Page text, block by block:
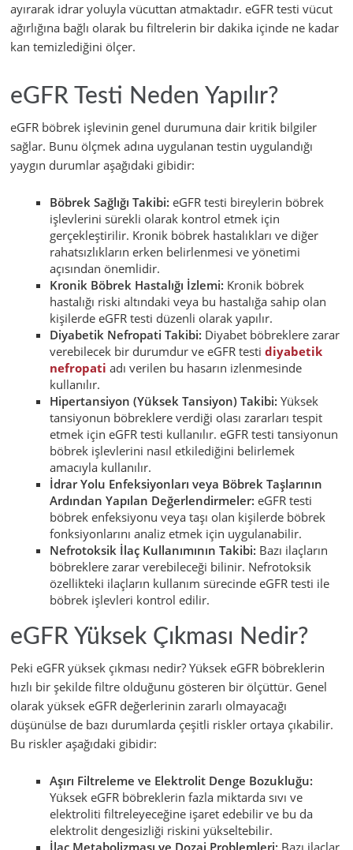
ayırarak idrar yoluyla vücuttan atmaktadır. eGFR testi vücut
ağırlığına bağlı olarak bu filtrelerin bir dakika içinde ne kadar
kan temizlediğini ölçer.
eGFR Testi Neden Yapılır?
eGFR böbrek işlevinin genel durumuna dair kritik bilgiler
sağlar. Bunu ölçmek adına uygulanan testin uygulandığı
yaygın durumlar aşağıdaki gibidir:
Böbrek Sağlığı Takibi: eGFR testi bireylerin böbrek
işlevlerini sürekli olarak kontrol etmek için
gerçekleştirilir. Kronik böbrek hastalıkları ve diğer
rahatsızlıkların erken belirlenmesi ve yönetimi
açısından önemlidir.
Kronik Böbrek Hastalığı İzlemi: Kronik böbrek
hastalığı riski altındaki veya bu hastalığa sahip olan
kişilerde eGFR testi düzenli olarak yapılır.
Diyabetik Nefropati Takibi: Diyabet böbreklere zarar
verebilecek bir durumdur ve eGFR testi diyabetik
nefropati adı verilen bu hasarın izlenmesinde
kullanılır.
Hipertansiyon (Yüksek Tansiyon) Takibi: Yüksek
tansiyonun böbreklere verdiği olası zararları tespit
etmek için eGFR testi kullanılır. eGFR testi tansiyonun
böbrek işlevlerini nasıl etkilediğini belirlemek
amacıyla kullanılır.
İdrar Yolu Enfeksiyonları veya Böbrek Taşlarının
Ardından Yapılan Değerlendirmeler: eGFR testi
böbrek enfeksiyonu veya taşı olan kişilerde böbrek
fonksiyonlarını analiz etmek için uygulanabilir.
Nefrotoksik İlaç Kullanımının Takibi: Bazı ilaçların
böbreklere zarar verebileceği bilinir. Nefrotoksik
özellikteki ilaçların kullanım sürecinde eGFR testi ile
böbrek işlevleri kontrol edilir.
eGFR Yüksek Çıkması Nedir?
Peki eGFR yüksek çıkması nedir? Yüksek eGFR böbreklerin
hızlı bir şekilde filtre olduğunu gösteren bir ölçüttür. Genel
olarak yüksek eGFR değerlerinin zararlı olmayacağı
düşünülse de bazı durumlarda çeşitli riskler ortaya çıkabilir.
Bu riskler aşağıdaki gibidir:
Aşırı Filtreleme ve Elektrolit Denge Bozukluğu:
Yüksek eGFR böbreklerin fazla miktarda sıvı ve
elektroliti filtreleyeceğine işaret edebilir ve bu da
elektrolit dengesizliği riskini yükseltebilir.